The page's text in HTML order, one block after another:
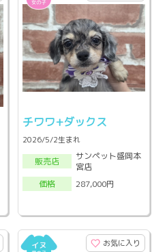
チワワ+ダックス
2026/5/2生まれ
販売店
サンペット盛岡本
宮店
価格
287,000円
お気に入り